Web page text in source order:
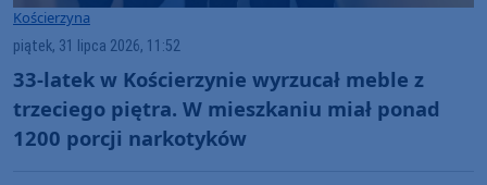
Kościerzyna
piątek, 31 lipca 2026, 11:52
33-latek w Kościerzynie wyrzucał meble z
trzeciego piętra. W mieszkaniu miał ponad
1200 porcji narkotyków